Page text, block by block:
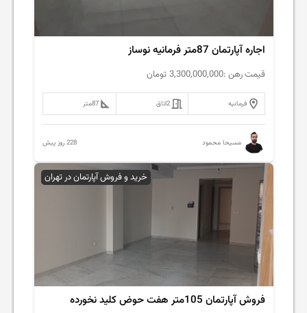
اجاره آپارتمان 87متر فرمانیه نوساز
قیمت رهن :3,300,000,000 تومان
فرمانیه 2اتاق 87متر
مسیحا محمود 228 روز پیش
خرید و فروش آپارتمان در تهران
فروش آپارتمان 105متر هفت حوض کلید نخورده